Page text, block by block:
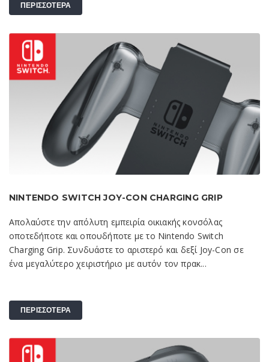
ΠΕΡΙΣΣΟΤΕΡΑ
NINTENDO SWITCH JOY-CON CHARGING GRIP
Απολαύστε την απόλυτη εμπειρία οικιακής κονσόλας
οποτεδήποτε και οπουδήποτε με το Nintendo Switch
Charging Grip. Συνδυάστε το αριστερό και δεξί Joy-Con σε
ένα μεγαλύτερο χειριστήριο με αυτόν τον πρακ...
ΠΕΡΙΣΣΟΤΕΡΑ